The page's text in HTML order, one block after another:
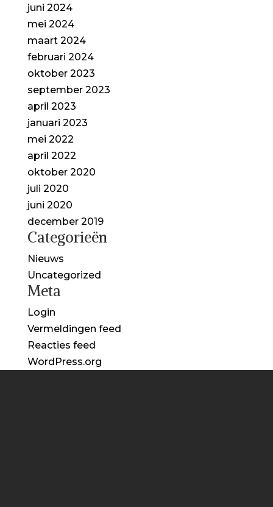
juni 2024
mei 2024
maart 2024
februari 2024
oktober 2023
september 2023
april 2023
januari 2023
mei 2022
april 2022
oktober 2020
juli 2020
juni 2020
december 2019
Categorieën
Nieuws
Uncategorized
Meta
Login
Vermeldingen feed
Reacties feed
WordPress.org